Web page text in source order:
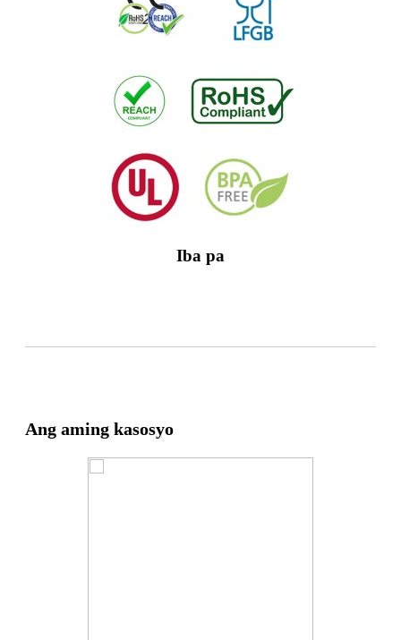
Iba pa
Ang aming kasosyo